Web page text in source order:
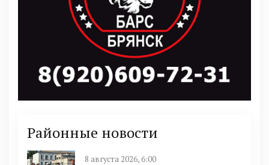
Районные новости
8 августа 2026, 6:00